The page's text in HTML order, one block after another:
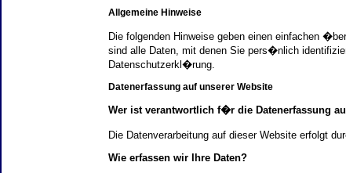
Allgemeine Hinweise
Die folgenden Hinweise geben einen einfachen
sind alle Daten, mit denen Sie pers�nlich
Datenschutzerkl�rung.
Datenerfassung auf unserer Website
Wer ist verantwortlich f�r die Datenerfassung
Die Datenverarbeitung auf dieser Website erfolgt
Wie erfassen wir Ihre Daten?